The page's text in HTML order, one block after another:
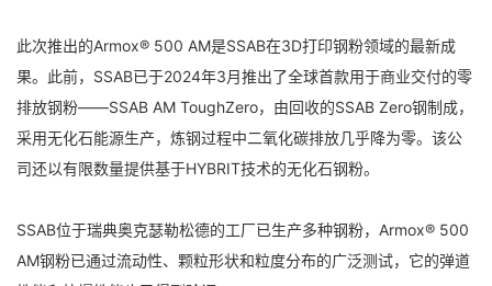
此次推出的Armox® 500 AM是SSAB在3D打印钢粉领域的最新成
果。此前，SSAB已于2024年3月推出了全球首款用于商业交付的零
排放钢粉——SSAB AM ToughZero，由回收的SSAB Zero钢制成，
采用无化石能源生产，炼钢过程中二氧化碳排放几乎降为零。该公
司还以有限数量提供基于HYBRIT技术的无化石钢粉。
SSAB位于瑞典奥克瑟勒松德的工厂已生产多种钢粉，Armox® 500
AM钢粉已通过流动性、颗粒形状和粒度分布的广泛测试，它的弹道